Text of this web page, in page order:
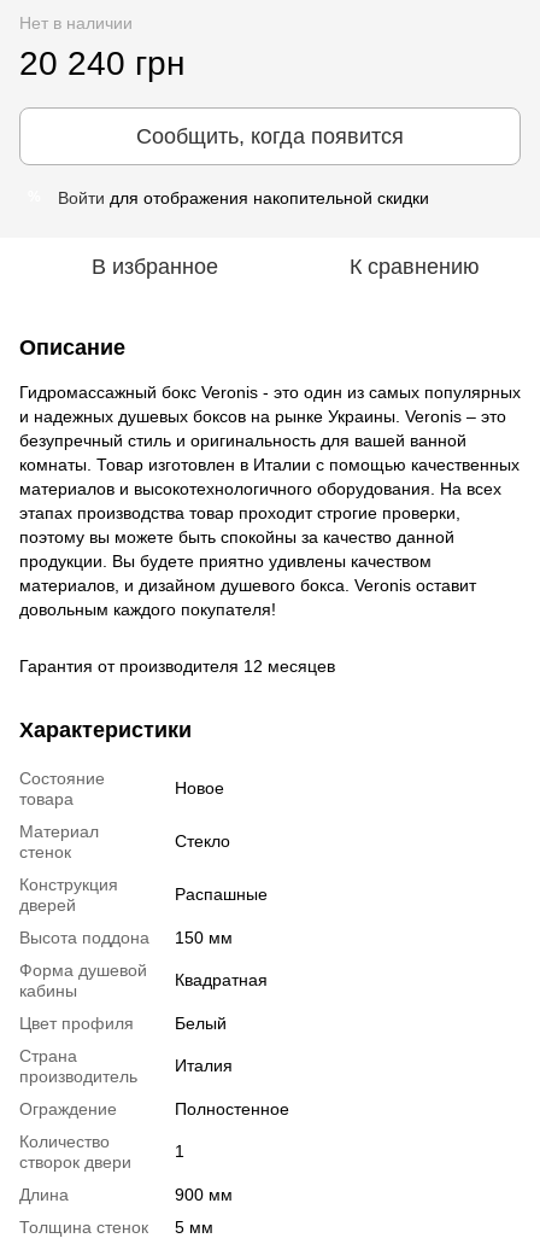
Нет в наличии
20 240 грн
Сообщить, когда появится
Войти для отображения накопительной скидки
В избранное К сравнению
Описание
Гидромассажный бокс Veronis - это один из самых популярных
и надежных душевых боксов на рынке Украины. Veronis – это
безупречный стиль и оригинальность для вашей ванной
комнаты. Товар изготовлен в Италии с помощью качественных
материалов и высокотехнологичного оборудования. На всех
этапах производства товар проходит строгие проверки,
поэтому вы можете быть спокойны за качество данной
продукции. Вы будете приятно удивлены качеством
материалов, и дизайном душевого бокса. Veronis оставит
довольным каждого покупателя!
Гарантия от производителя 12 месяцев
Характеристики
Состояние
товара
Новое
Материал
стенок
Стекло
Конструкция
дверей
Распашные
Высота поддона
150 мм
Форма душевой
кабины
Квадратная
Цвет профиля
Белый
Страна
производитель
Италия
Ограждение
Полностенное
Количество
створок двери
1
Длина
900 мм
Толщина стенок
5 мм